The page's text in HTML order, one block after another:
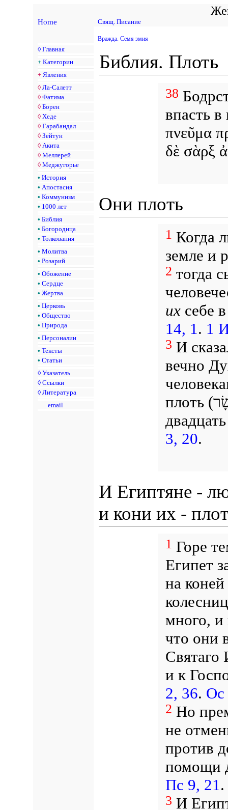
Home Свящ. Писание
◊ Главная
+ Категории
+ Явления
◊ Ла-Салетт
◊ Фатима
◊ Борен
◊ Хеде
◊ Гарабандал
◊ Зейтун
◊ Акита
◊ Меллерей
◊ Меджугорье
• История
• Апостасия
• Коммунизм
• 1000 лет
• Библия
• Богородица
• Толкования
• Молитва
• Розарий
• Обожение
• Сердце
• Жертва
• Церковь
• Общество
• Природа
• Персоналии
• Тексты
• Статьи
◊ Указатель
◊ Ссылки
◊ Литература
email
Вражда. Семя змия
Библия. Плоть
38
впасть
πνεῦμα
δὲ σὰρξ
Они плоть
1 Когда
земле и
2 тогда
ихсебе
14, 1 . 1
3 И
вечно
плоть
3, 20.
И Египтяне -
и кони их -
1 Горе
Египет
на
много, и
что они
Святаго
и к
2, 36. Ос
2 Но
не
против
помощи
Пс 9, 21 .
3 И